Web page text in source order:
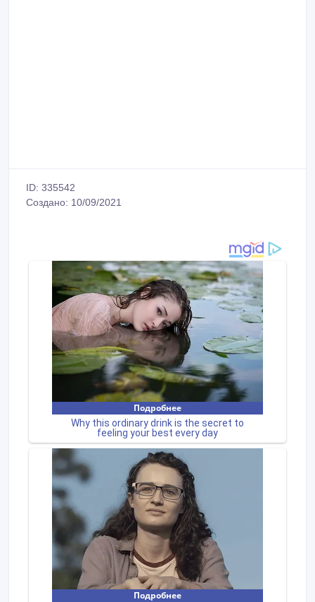
ID: 335542
Создано: 10/09/2021